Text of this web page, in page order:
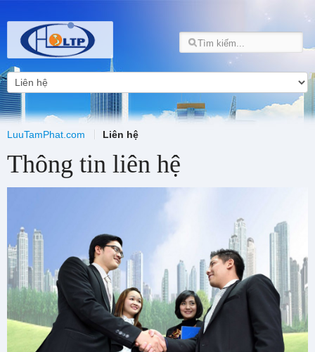
LuuTamPhat.com Liên hệ
Thông tin liên hệ